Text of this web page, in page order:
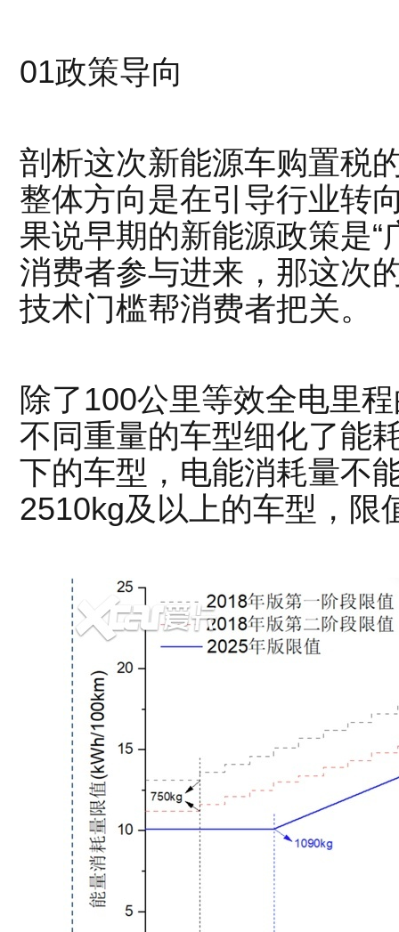
01政策导向
剖析这次新能源车购置税
整体方向是在引导行业转
果说早期的新能源政策是“
消费者参与进来，那这次
技术门槛帮消费者把关。
除了100公里等效全电里
不同重量的车型细化了能
下的车型，电能消耗量不
2510kg及以上的车型，限